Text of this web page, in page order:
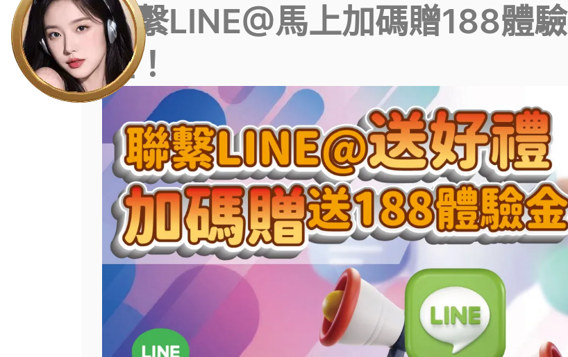
聯繫LINE@馬上加碼贈188體驗
金！